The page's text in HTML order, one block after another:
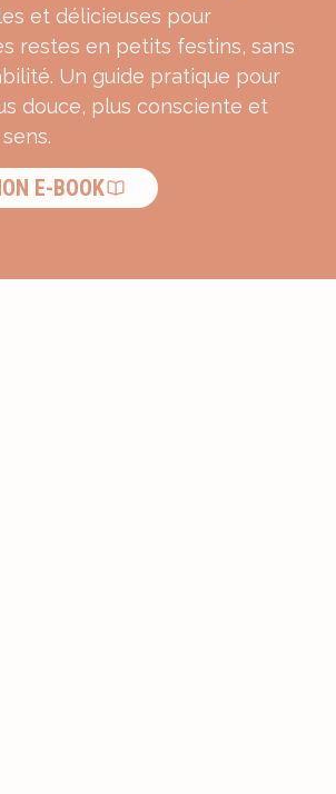
et délicieuses pour
restes en petits festins, sans
Un guide pratique pour
douce, plus consciente et
E-BOOK